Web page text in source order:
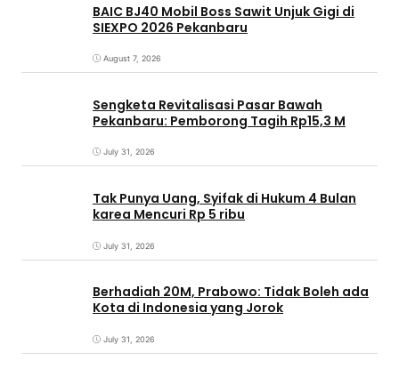
BAIC BJ40 Mobil Boss Sawit Unjuk Gigi di
SIEXPO 2026 Pekanbaru
August 7, 2026
Sengketa Revitalisasi Pasar Bawah
Pekanbaru: Pemborong Tagih Rp15,3 M
July 31, 2026
Tak Punya Uang, Syifak di Hukum 4 Bulan
karea Mencuri Rp 5 ribu
July 31, 2026
Berhadiah 20M, Prabowo: Tidak Boleh ada
Kota di Indonesia yang Jorok
July 31, 2026